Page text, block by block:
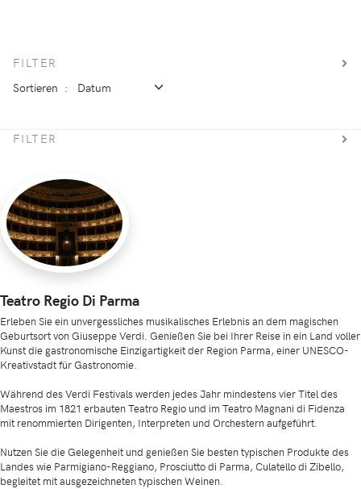
FILTER
Sortieren :
FILTER
Teatro Regio Di Parma
Erleben Sie ein unvergessliches musikalisches Erlebnis an dem magischen
Geburtsort von Giuseppe Verdi. Genießen Sie bei Ihrer Reise in ein Land voller
Kunst die gastronomische Einzigartigkeit der Region Parma, einer UNESCO-
Kreativstadt für Gastronomie.
Während des Verdi Festivals werden jedes Jahr mindestens vier Titel des
Maestros im 1821 erbauten Teatro Regio und im Teatro Magnani di Fidenza
mit renommierten Dirigenten, Interpreten und Orchestern aufgeführt.
Nutzen Sie die Gelegenheit und genießen Sie besten typischen Produkte des
Landes wie Parmigiano-Reggiano, Prosciutto di Parma, Culatello di Zibello,
begleitet mit ausgezeichneten typischen Weinen.